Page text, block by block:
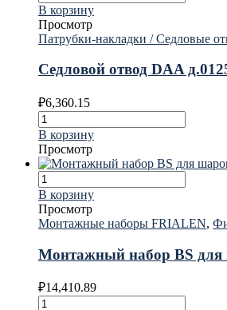
В корзину
Просмотр
Патрубки-накладки / Седловые
Седловой отвод DAA
₽6,360.15
В корзину
Просмотр
В корзину
Просмотр
Монтажные наборы FRIALEN,
Монтажный набор BS
₽14,410.89